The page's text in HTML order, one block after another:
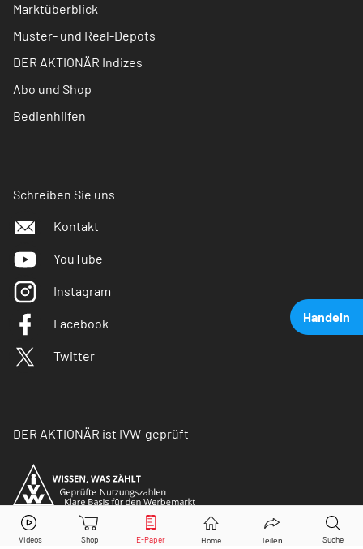
Handeln
ThyssenkruppAktie jetzt handeln?
Marktüberblick
Muster- und Real-Depots
DER AKTIONÄR Indizes
Abo und Shop
Bedienhilfen
Schreiben Sie uns
Kontakt
YouTube
Instagram
Facebook
Twitter
DER AKTIONÄR ist IVW-geprüft